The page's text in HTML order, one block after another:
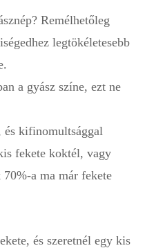
Remélhetőleg
legtökéletesebb
a gyász színe, ezt ne
és kifinomultsággal
fekete koktél, vagy
a ma már fekete
és szeretnél egy kis